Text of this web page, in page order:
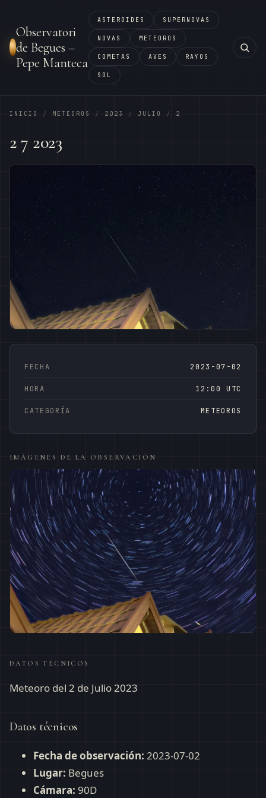
Observatori
de Begues –
Pepe Manteca
ASTEROIDES SUPERNOVAS
NOVAS METEOROS
COMETAS AVES RAYOS
SOL
INICIO / METEOROS / 2023 / JULIO / 2
2 7 2023
FECHA 2023-07-02
HORA 12:00 UTC
CATEGORÍA METEOROS
IMÁGENES DE LA OBSERVACIÓN
DATOS TÉCNICOS
Meteoro del 2 de Julio 2023
Datos técnicos
Fecha de observación: 2023-07-02
Lugar: Begues
Cámara: 90D